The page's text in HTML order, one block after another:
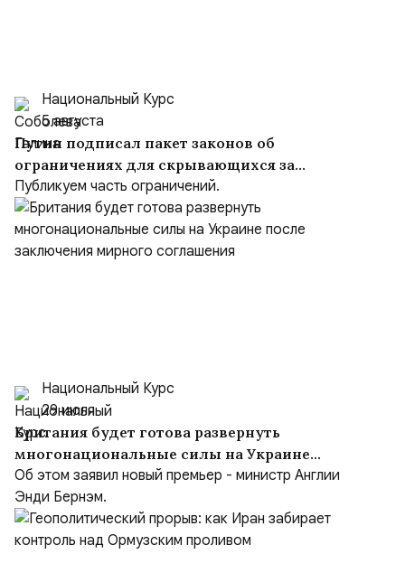
Национальный Курс
5 августа
Путин подписал пакет законов об
ограничениях для скрывающихся за
рубежом преступников и иноагентов
Публикуем часть ограничений.
Национальный Курс
29 июля
Британия будет готова развернуть
многонациональные силы на Украине
после заключения мирного соглашения
Об этом заявил новый премьер - министр Англии
Энди Бернэм.